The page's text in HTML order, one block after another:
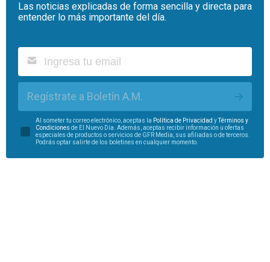
Las noticias explicadas de forma sencilla y directa para
entender lo más importante del día.
Regístrate a Boletín A.M.
Al someter tu correo electrónico, aceptas la Política de Privacidad y
Términos y
Condiciones de El Nuevo Día. Además, aceptas recibir información u ofertas
especiales de productos o servicios de GFR Media, sus afiliadas o de terceros.
Podrás optar salirte de los boletines en cualquier momento.